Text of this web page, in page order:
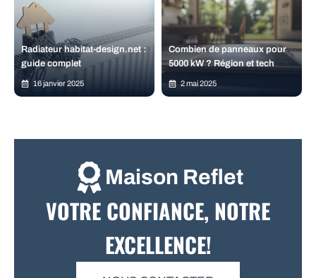
Radiateur habitat-design.net :
guide complet
16 janvier 2025
Combien de panneaux pour
5000 kW ? Région et tech
2 mai 2025
Maison Reflet
VOTRE CONFIANCE, NOTRE
EXCELLENCE!